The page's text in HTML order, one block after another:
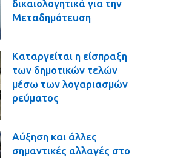
δικαιολογητικά για την
Μεταδημότευση
Καταργείται η είσπραξη
των δημοτικών τελών
μέσω των λογαριασμών
ρεύματος
Αύξηση και άλλες
σημαντικές αλλαγές στο